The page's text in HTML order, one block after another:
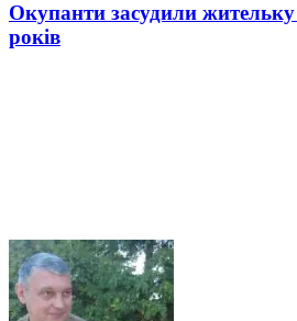
Окупанти засудили
років